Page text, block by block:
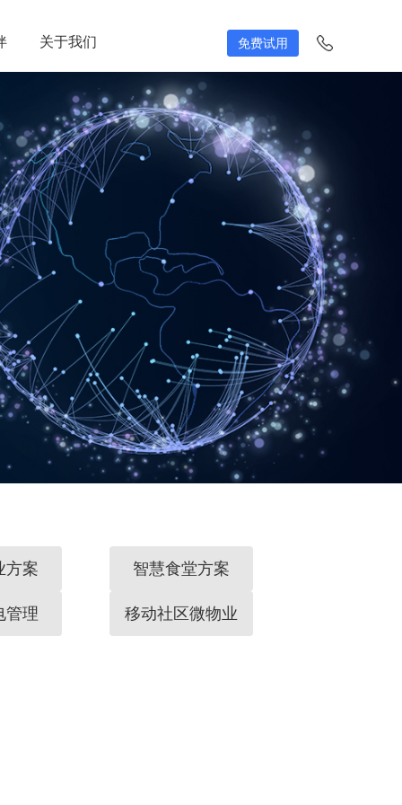
关于我们 免费试用
关于我们 免费试用
方案 智慧食堂方案
管理 移动社区微物业